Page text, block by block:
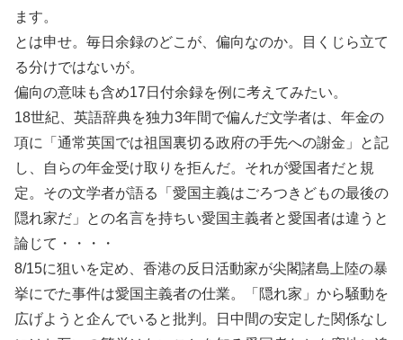
ます。
とは申せ。毎日余録のどこが、偏向なのか。目くじら立て
る分けではないが。
偏向の意味も含め17日付余録を例に考えてみたい。
18世紀、英語辞典を独力3年間で偏んだ文学者は、年金の
項に「通常英国では祖国裏切る政府の手先への謝金」と記
し、自らの年金受け取りを拒んだ。それが愛国者だと規
定。その文学者が語る「愛国主義はごろつきどもの最後の
隠れ家だ」との名言を持ちい愛国主義者と愛国者は違うと
論じて・・・・
8/15に狙いを定め、香港の反日活動家が尖閣諸島上陸の暴
挙にでた事件は愛国主義者の仕業。「隠れ家」から騒動を
広げようと企んでいると批判。日中間の安定した関係なし